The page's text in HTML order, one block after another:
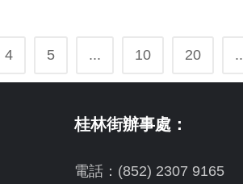
4 5 ... 10 20
桂林街辦事處：
電話：(852) 2307 9165